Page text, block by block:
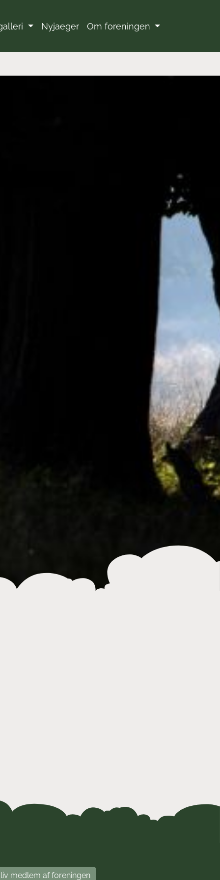
Nyjaeger Om foreningen
medlem af foreningen